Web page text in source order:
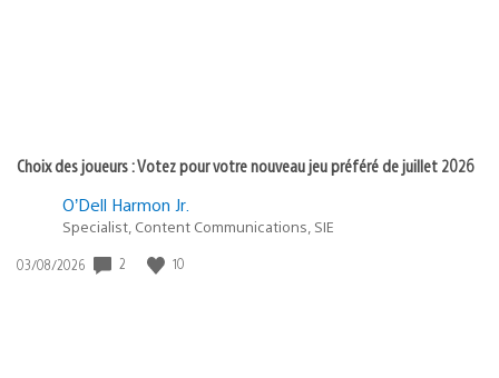
Choix des joueurs : Votez pour votre nouveau jeu préféré de juillet 2026
O’Dell Harmon Jr.
Specialist, Content Communications, SIE
Date
03/08/2026 2 10